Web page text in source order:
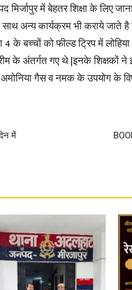
मिर्जापुर में बेहतर शिक्षा के लिए
अन्य कार्यक्रम भी कराये जाते
के बच्चों को फील्ड ट्रिप में
के अंतर्गत गए थे |इनके शिक्षकों ने
गैस व नमक के उपयोग के
में